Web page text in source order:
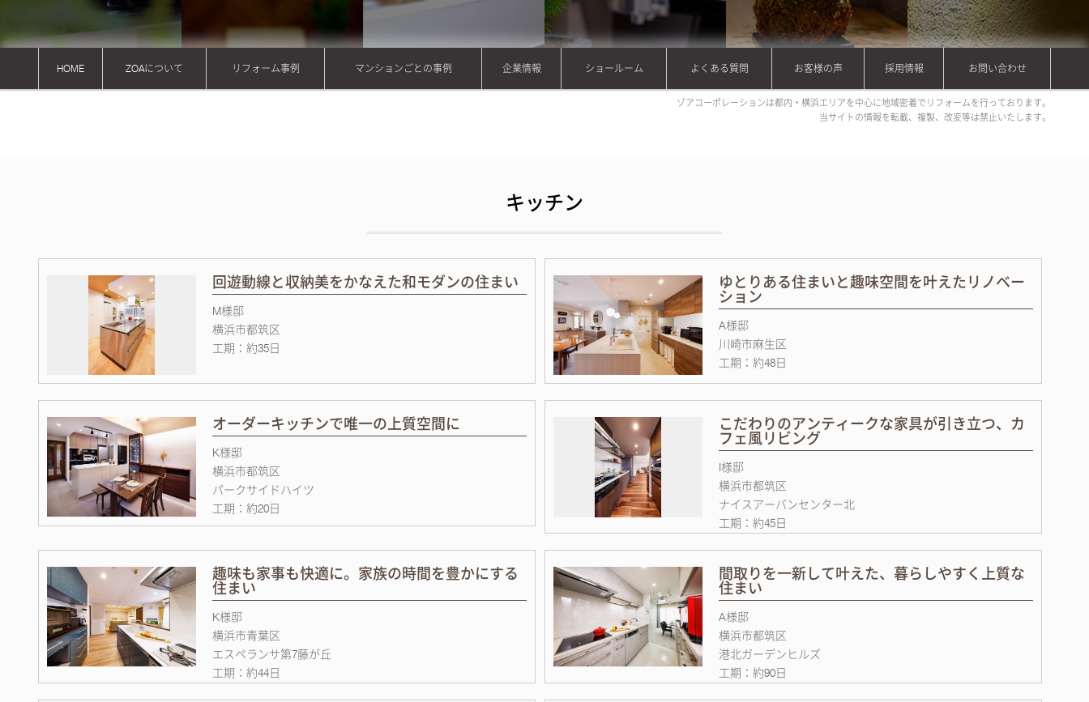
HOME ZOAについて
コンセプト
安心のお約束ごと
リフォーム事例 マンションごとの事例 企業情報
会社概要
ご挨拶
ショールーム よくある質問 お客様の声 採用情報 お問い合わせ
ゾアコーポレーションは都内・横浜エリアを中心に地域密着でリフォームを行っております。
当サイトの情報を転載、複製、改変等は禁止いたします。
キッチン
回遊動線と収納美をかなえた和モダンの住まい
M様邸
横浜市都筑区
工期：約35日
ゆとりある住まいと趣味空間を叶えたリノベー
ション
A様邸
川崎市麻生区
工期：約48日
オーダーキッチンで唯一の上質空間に
K様邸
横浜市都筑区
パークサイドハイツ
工期：約20日
こだわりのアンティークな家具が引き立つ、カ
フェ風リビング
I様邸
横浜市都筑区
ナイスアーバンセンター北
工期：約45日
趣味も家事も快適に。家族の時間を豊かにする
住まい
K様邸
横浜市青葉区
エスペランサ第7藤が丘
工期：約44日
間取りを一新して叶えた、暮らしやすく上質な
住まい
A様邸
横浜市都筑区
港北ガーデンヒルズ
工期：約90日